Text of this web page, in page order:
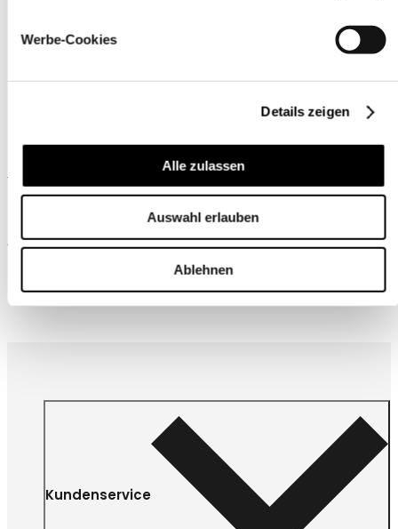
Werbe-Cookies
Details zeigen
Alle zulassen
Auswahl erlauben
Ablehnen
Ähnliche Produkte
Wird oft zusammen gekauft
Kundenservice